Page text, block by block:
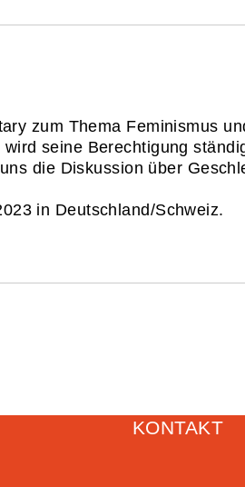
zum Thema Feminismus
seine Berechtigung
die Diskussion über
in Deutschland/Schweiz.
KONTAKT